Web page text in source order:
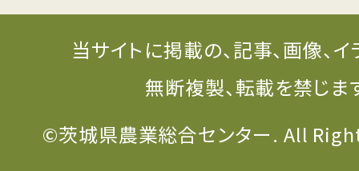
当サイトに掲載の、記事、画像、
無断複製、転載を禁じま
©茨城県農業総合センター. All